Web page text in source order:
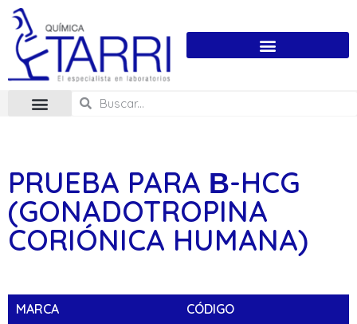
PRUEBA PARA Β-HCG
(GONADOTROPINA
CORIÓNICA HUMANA)
MARCA
CÓDIGO